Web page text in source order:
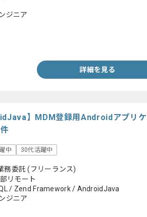
ジニア
詳細を見る
】MDM登録用Androidアプリ
中 30代活躍中
務委託(フリーランス)
リモート
/ Zend Framework / AndroidJava
ジニア